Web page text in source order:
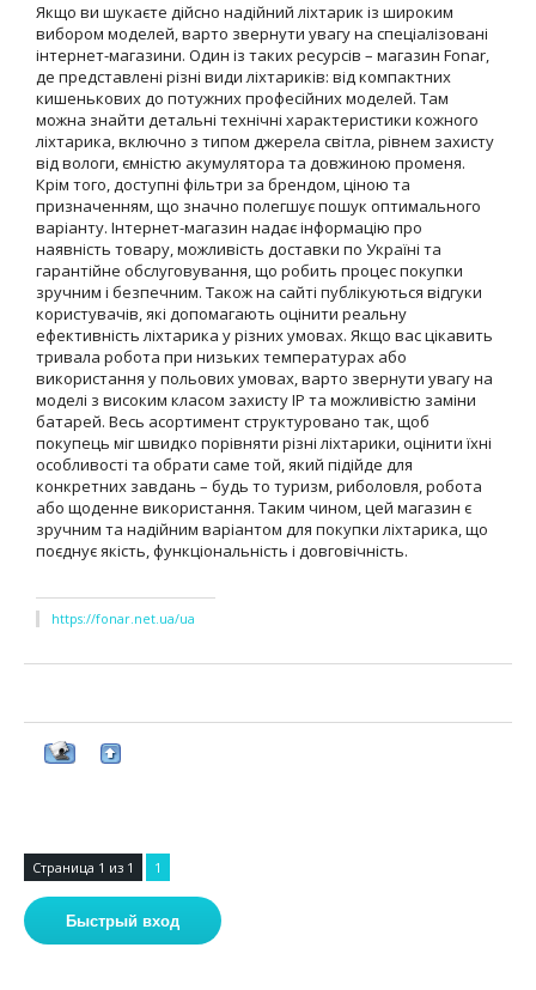
Якщо ви шукаєте дійсно надійний ліхтарик із широким
вибором моделей, варто звернути увагу на спеціалізовані
інтернет-магазини. Один із таких ресурсів – магазин Fonar,
де представлені різні види ліхтариків: від компактних
кишенькових до потужних професійних моделей. Там
можна знайти детальні технічні характеристики кожного
ліхтарика, включно з типом джерела світла, рівнем захисту
від вологи, ємністю акумулятора та довжиною променя.
Крім того, доступні фільтри за брендом, ціною та
призначенням, що значно полегшує пошук оптимального
варіанту. Інтернет-магазин надає інформацію про
наявність товару, можливість доставки по Україні та
гарантійне обслуговування, що робить процес покупки
зручним і безпечним. Також на сайті публікуються відгуки
користувачів, які допомагають оцінити реальну
ефективність ліхтарика у різних умовах. Якщо вас цікавить
тривала робота при низьких температурах або
використання у польових умовах, варто звернути увагу на
моделі з високим класом захисту IP та можливістю заміни
батарей. Весь асортимент структуровано так, щоб
покупець міг швидко порівняти різні ліхтарики, оцінити їхні
особливості та обрати саме той, який підійде для
конкретних завдань – будь то туризм, риболовля, робота
або щоденне використання. Таким чином, цей магазин є
зручним та надійним варіантом для покупки ліхтарика, що
поєднує якість, функціональність і довговічність.
https://fonar.net.ua/ua
Страница 1 из 1 1